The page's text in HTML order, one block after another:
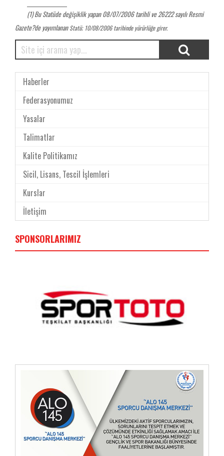
(1) Bu Statüde değişiklik yapan 08/07/2006 tarihli ve 26222 sayılı Resmi
Gazete?de yayımlananStatü; 10/08/2006 tarihinde yürürlüğe girer.
Haberler
Federasyonumuz
Yasalar
Talimatlar
Kalite Politikamız
Sicil, Lisans, Tescil İşlemleri
Kurslar
İletişim
SPONSORLARIMIZ